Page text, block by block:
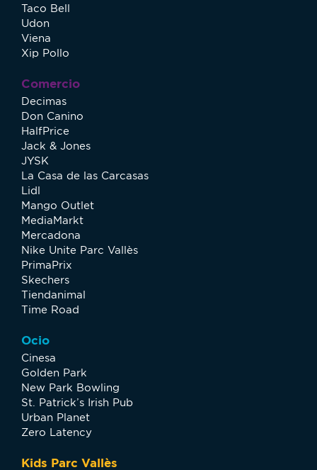
Taco Bell
Udon
Viena
Xip Pollo
Comercio
Decimas
Don Canino
HalfPrice
Jack & Jones
JYSK
La Casa de las Carcasas
Lidl
Mango Outlet
MediaMarkt
Mercadona
Nike Unite Parc Vallès
PrimaPrix
Skechers
Tiendanimal
Time Road
Ocio
Cinesa
Golden Park
New Park Bowling
St. Patrick’s Irish Pub
Urban Planet
Zero Latency
Kids Parc Vallès